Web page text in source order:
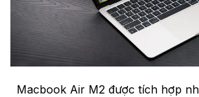
Macbook Air M2 được tích hợp